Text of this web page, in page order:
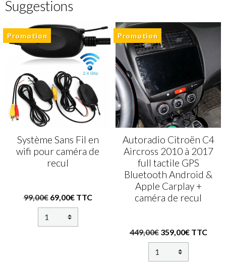
Suggestions
Promotion
Système Sans Fil en
wifi pour caméra de
recul
99,00€ 69,00€ TTC
Promotion
Autoradio Citroën C4
Aircross 2010 à 2017
full tactile GPS
Bluetooth Android &
Apple Carplay +
caméra de recul
449,00€ 359,00€ TTC